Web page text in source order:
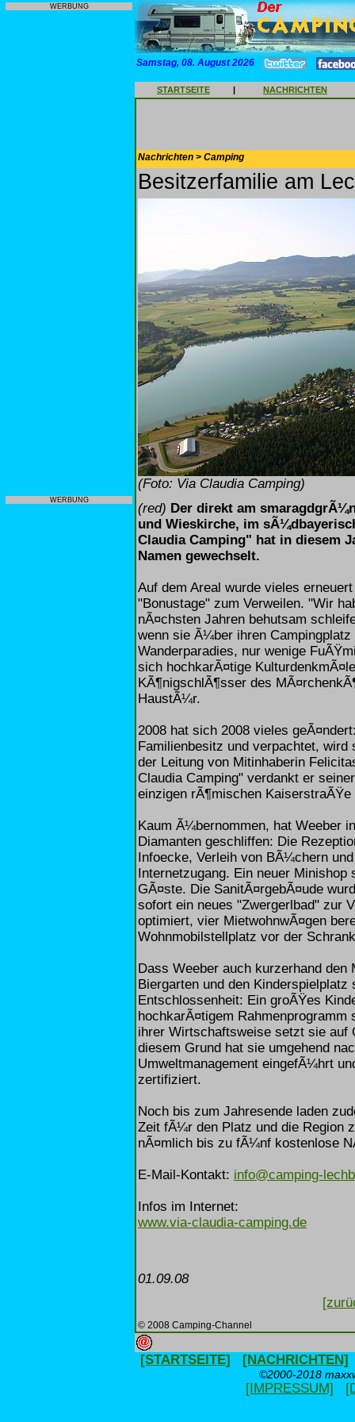
WERBUNG
WERBUNG
Samstag, 08. August 2026
STARTSEITE | NACHRICHTEN
Nachrichten > Camping
Besitzerfamilie am
(Foto: Via Claudia Camping)
(red) Der direkt am
und Wieskirche, im
Claudia Camping" hat in diesem
Namen gewechselt.
Auf dem Areal wurde vieles
"Bonustage" zum Verweilen. "Wir
nÃ¤chsten Jahren behutsam
wenn sie Ã¼ber ihren
Wanderparadies, nur wenige
sich hochkarÃ¤tige
KÃ¶nigschlÃ¶sser des
HaustÃ¼r.
2008 hat sich 2008 vieles
Familienbesitz und verpachtet,
der Leitung von Mitinhaberin
Claudia Camping" verdankt er
einzigen rÃ¶mischen
Kaum Ã¼bernommen, hat Weeber
Diamanten geschliffen: Die
Infoecke, Verleih von BÃ¼chern
Internetzugang. Ein neuer
GÃ¤ste. Die SanitÃ¤rgebÃ¤ude
sofort ein neues "Zwergerlbad" zur
optimiert, vier MietwohnwÃ¤gen
Wohnmobilstellplatz vor der
Dass Weeber auch kurzerhand
Biergarten und den
Entschlossenheit: Ein groÃŸes
hochkarÃ¤tigem
ihrer Wirtschaftsweise setzt sie auf
diesem Grund hat sie umgehend
Umweltmanagement eingefÃ¼hrt
zertifiziert.
Noch bis zum Jahresende laden
Zeit fÃ¼r den Platz und die Region
nÃ¤mlich bis zu fÃ¼nf kostenlose
E-Mail-Kontakt: info@camping-
Infos im Internet:
www.via-claudia-camping.de
01.09.08
© 2008 Camping-Channel
[STARTSEITE] [NACHRICHTEN]
©2000-2018
[IMPRESSUM]